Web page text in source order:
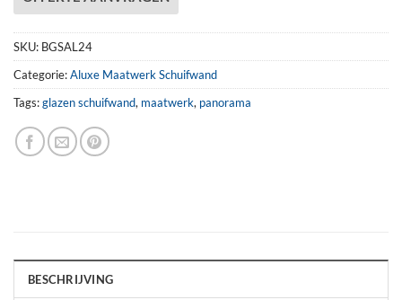
SKU: BGSAL24
Categorie:Aluxe Maatwerk Schuifwand
Tags:glazen schuifwand, maatwerk, panorama
BESCHRIJVING